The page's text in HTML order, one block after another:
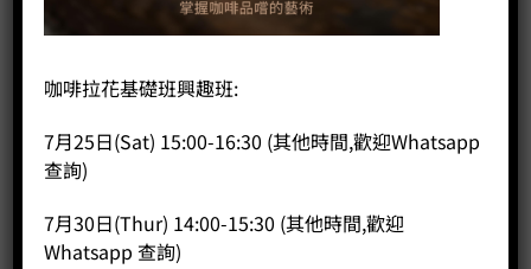
Price: HK$ 600.00
咖啡拉花基礎班興趣班:
7月25日(Sat) 15:00-16:30 (其他時間,歡迎Whatsapp
查詢)
7月30日(Thur) 14:00-15:30 (其他時間,歡迎
Whatsapp 查詢)